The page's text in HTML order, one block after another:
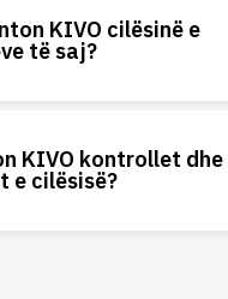
KIVO cilësinë e
të saj?
KIVO kontrollet dhe
e cilësisë?